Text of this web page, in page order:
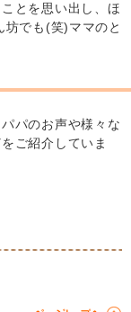
とを思い出し、ほ
でも(笑)ママのと
パのお声や様々な
ご紹介していま